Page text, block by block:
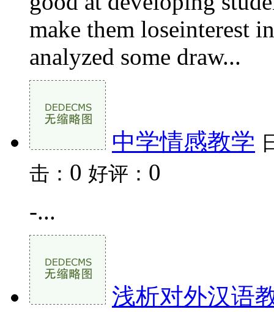
make them loseinterest
analyzed some draw...
中学情感教学
击： 0 好评： 0
-...
浅析对外汉语